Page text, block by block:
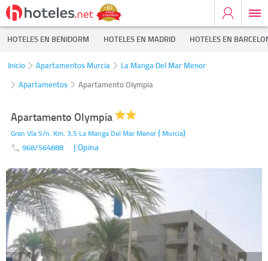
HOTELES EN BENIDORM HOTELES EN MADRID HOTELES EN
Inicio Apartamentos Murcia
La Manga Del Mar Menor
Apartamentos
Apartamento Olympia
Apartamento Olympia
Gran Vía S/n. Km. 3,5 La Manga Del Mar Menor( Murcia)
968/564888 | Opina